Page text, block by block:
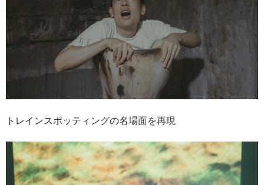
トレインスポッティングの名場面を再現